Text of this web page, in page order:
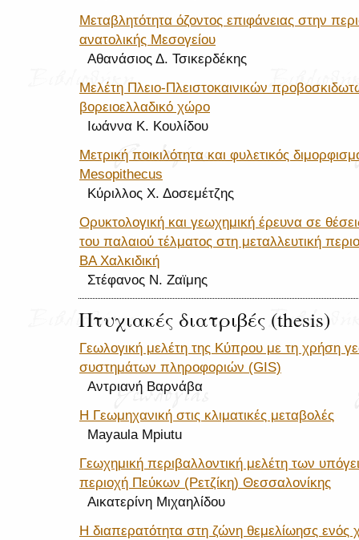
Μεταβλητότητα όζοντος επιφάνειας στην
ανατολικής Μεσογείου
Αθανάσιος Δ. Τσικερδέκης
Μελέτη Πλειο-Πλειστοκαινικών
βορειοελλαδικό χώρο
Ιωάννα Κ. Κουλίδου
Μετρική ποικιλότητα και φυλετικός
Mesopithecus
Κύριλλος Χ. Δοσεμέτζης
Ορυκτολογική και γεωχημική έρευνα σε
του παλαιού τέλματος στη μεταλλευτική
ΒΑ Χαλκιδική
Στέφανος Ν. Ζαϊμης
Πτυχιακές διατριβές (thesis)
Γεωλογική μελέτη της Κύπρου με τη χρήση
συστημάτων πληροφοριών (GIS)
Αντριανή Βαρνάβα
Η Γεωμηχανική στις κλιματικές μεταβολές
Mayaula Mpiutu
Γεωχημική περιβαλλοντική μελέτη των
περιοχή Πεύκων (Ρετζίκη) Θεσσαλονίκης
Αικατερίνη Μιχαηλίδου
Η διαπερατότητα στη ζώνη θεμελίωησς ενός